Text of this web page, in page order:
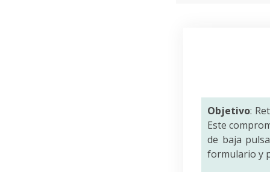
Objetivo:
Este
de baja
formulario y